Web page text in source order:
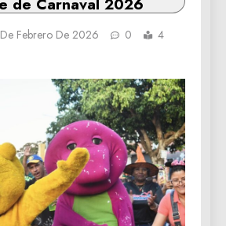
de Carnaval 2026
Febrero De 2026 0
4